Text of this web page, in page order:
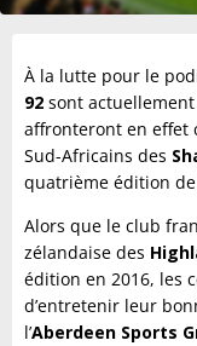
À la lutte pour le
92 sont
affronteront en effet
Sud-Africains des
quatrième édition
Alors que le club
zélandaise des
édition en 2016, les
d’entretenir leur
l’Aberdeen Sports